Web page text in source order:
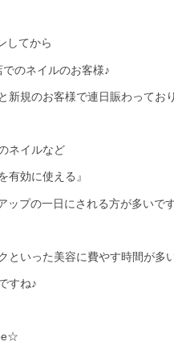
してから
のネイルのお客様♪
新規のお客様で連日賑わってお
ネイルなど
有効に使える』
ップの一日にされる方が多いで
といった美容に費やす時間が多
すね♪